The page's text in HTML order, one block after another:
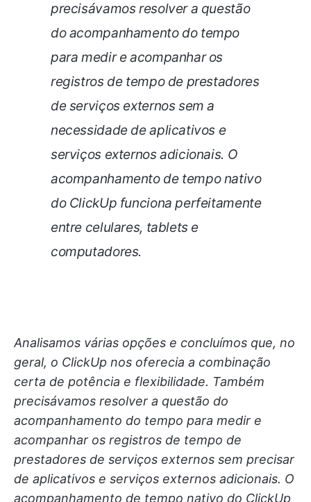
precisávamos resolver a questão
do acompanhamento do tempo
para medir e acompanhar os
registros de tempo de prestadores
de serviços externos sem a
necessidade de aplicativos e
serviços externos adicionais. O
acompanhamento de tempo nativo
do ClickUp funciona perfeitamente
entre celulares, tablets e
computadores.
Analisamos várias opções e concluímos que, no
geral, o ClickUp nos oferecia a combinação
certa de potência e flexibilidade. Também
precisávamos resolver a questão do
acompanhamento do tempo para medir e
acompanhar os registros de tempo de
prestadores de serviços externos sem precisar
de aplicativos e serviços externos adicionais. O
acompanhamento de tempo nativo do ClickUp